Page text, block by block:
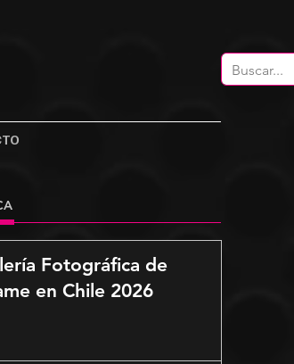
Fotográfica de
en Chile 2026